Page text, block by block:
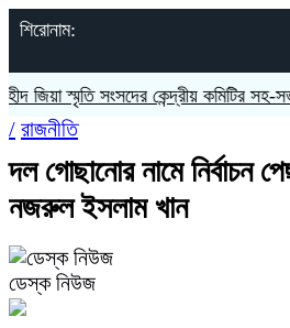
শিরোনাম:
সংসদের কেন্দ্রীয় কমিটির সহ-সভাপতি
/ রাজনীতি
দল গোছানোর নামে নির্বাচন
নজরুল ইসলাম খান
ডেস্ক নিউজ